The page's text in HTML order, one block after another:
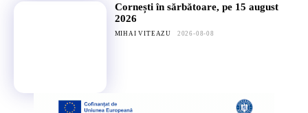
Cornești în sărbătoare, pe 15 august
2026
MIHAI VITEAZU 2026-08-08